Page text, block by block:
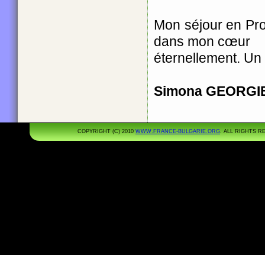
Mon séjour en
dans mon cœur
éternellement.
Simona
COPYRIGHT (C) 2010 WWW.FRANCE-BULGARIE.ORG . ALL RIGHTS